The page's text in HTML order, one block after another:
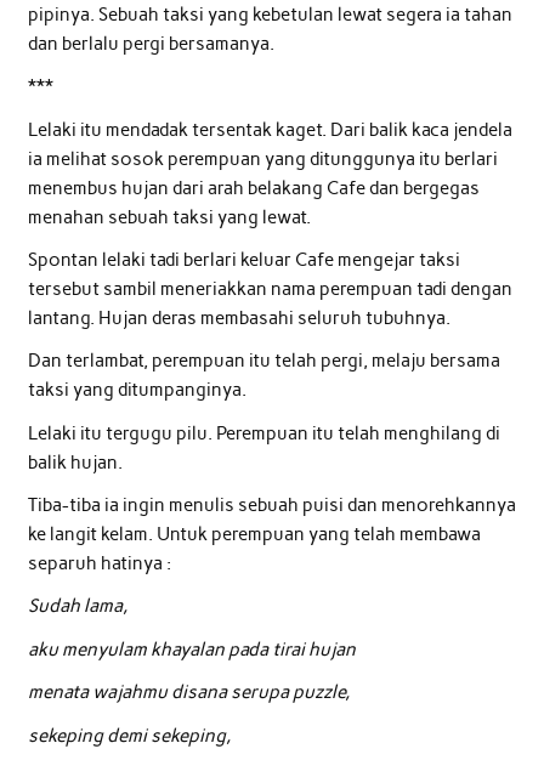
pipinya. Sebuah taksi yang kebetulan lewat segera ia tahan
dan berlalu pergi bersamanya.
***
Lelaki itu mendadak tersentak kaget. Dari balik kaca jendela
ia melihat sosok perempuan yang ditunggunya itu berlari
menembus hujan dari arah belakang Cafe dan bergegas
menahan sebuah taksi yang lewat.
Spontan lelaki tadi berlari keluar Cafe mengejar taksi
tersebut sambil meneriakkan nama perempuan tadi dengan
lantang. Hujan deras membasahi seluruh tubuhnya.
Dan terlambat, perempuan itu telah pergi, melaju bersama
taksi yang ditumpanginya.
Lelaki itu tergugu pilu. Perempuan itu telah menghilang di
balik hujan.
Tiba-tiba ia ingin menulis sebuah puisi dan menorehkannya
ke langit kelam. Untuk perempuan yang telah membawa
separuh hatinya :
Sudah lama,
aku menyulam khayalan pada tirai hujan
menata wajahmu disana serupa puzzle,
sekeping demi sekeping,